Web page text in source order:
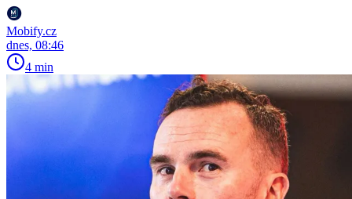
Mobify.cz
dnes, 08:46
4 min